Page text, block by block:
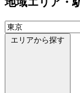
エリアから探す